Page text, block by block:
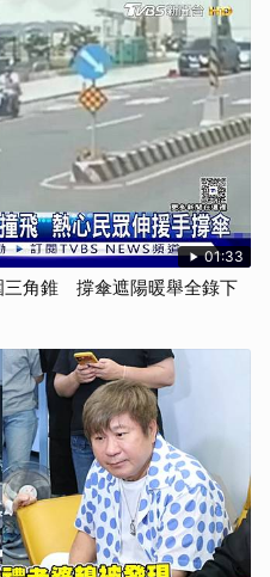
01:33
三角錐 撐傘遮陽暖舉全錄下